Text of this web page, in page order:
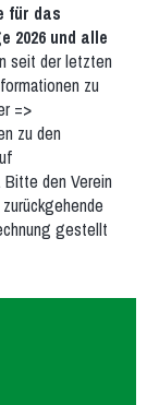
für das
2026 und alle
seit der letzten
zu
=>
zu den
den Verein
gestellt